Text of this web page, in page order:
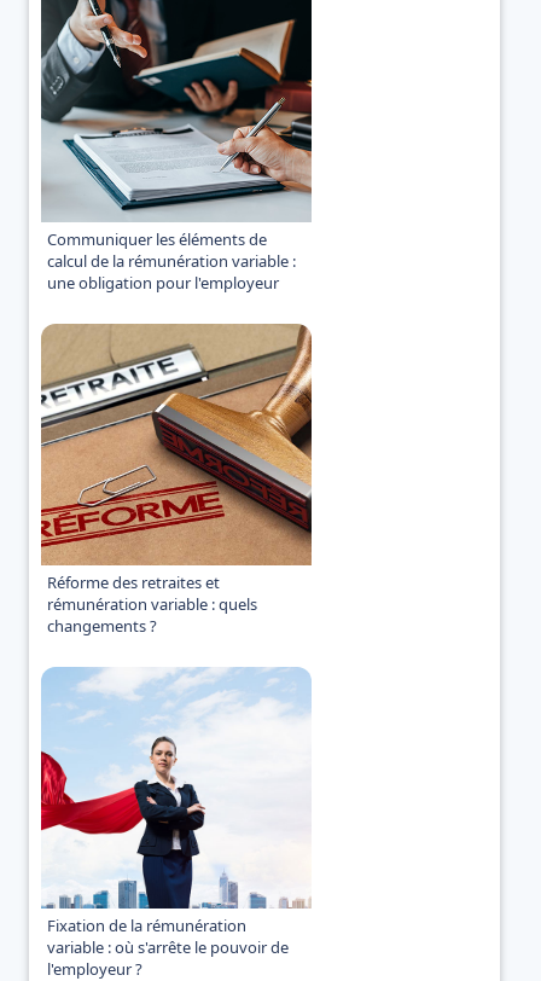
Communiquer les éléments de
calcul de la rémunération variable :
une obligation pour l'employeur
Réforme des retraites et
rémunération variable : quels
changements ?
Fixation de la rémunération
variable : où s'arrête le pouvoir de
l'employeur ?